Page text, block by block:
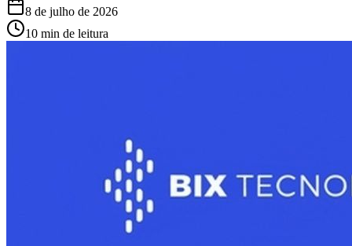
8 de julho de 2026
10 min de leitura